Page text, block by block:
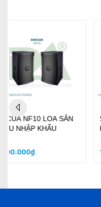
YAMAHA CBR-10 (Pair)
23.760.000₫